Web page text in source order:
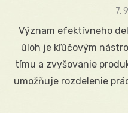
7.
Význam efektívneho
úloh je kľúčovým
tímu a zvyšovanie
umožňuje rozdelenie